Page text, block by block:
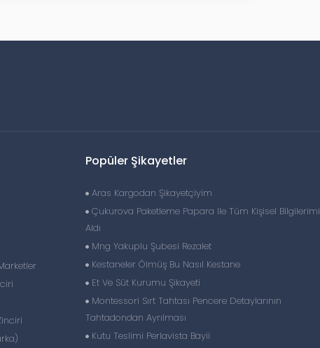
Popüler Şikayetler
Aras Kargodan Şikayetçiyim
Çukurova Paketleme Papara Ile Tüm Kişisel Bilgilerimi
Aldı
Mng Yakuplu Şubesi Rezalet
Kestaneler Ölmüş Bu Nasıl Kestane
Et Ve Süt Kurumu Şikayeti
Montessori Sırt Tahtası Pencere Detaylarının
Tahtadondan Ayrılması
Kutu Teslimi Perlavista Bayii